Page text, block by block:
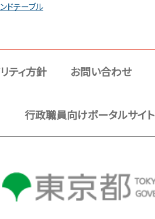
ドテーブル
ティ方針 お問い合わせ
行政職員向けポータルサイト